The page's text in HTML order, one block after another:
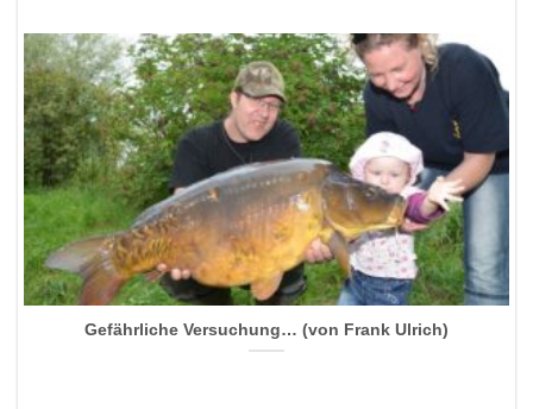
Gefährliche Versuchung… (von Frank Ulrich)